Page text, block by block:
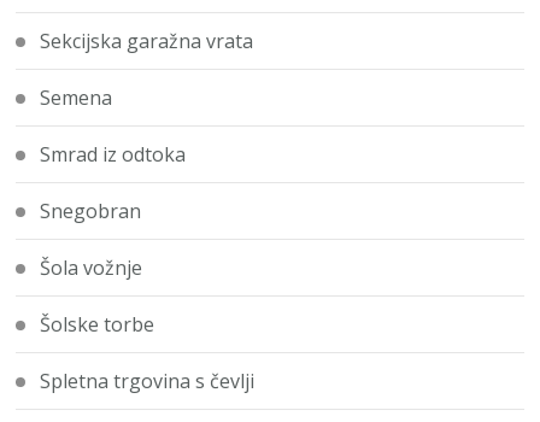
Sekcijska garažna vrata
Semena
Smrad iz odtoka
Snegobran
Šola vožnje
Šolske torbe
Spletna trgovina s čevlji